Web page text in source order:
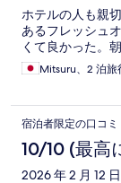
ホテルの人も親
あるフレッシュ
くて良かった。
Mitsuru、2 泊旅
宿泊者限定の口コミ
10/10 (最高
2026 年 2 月 12 日